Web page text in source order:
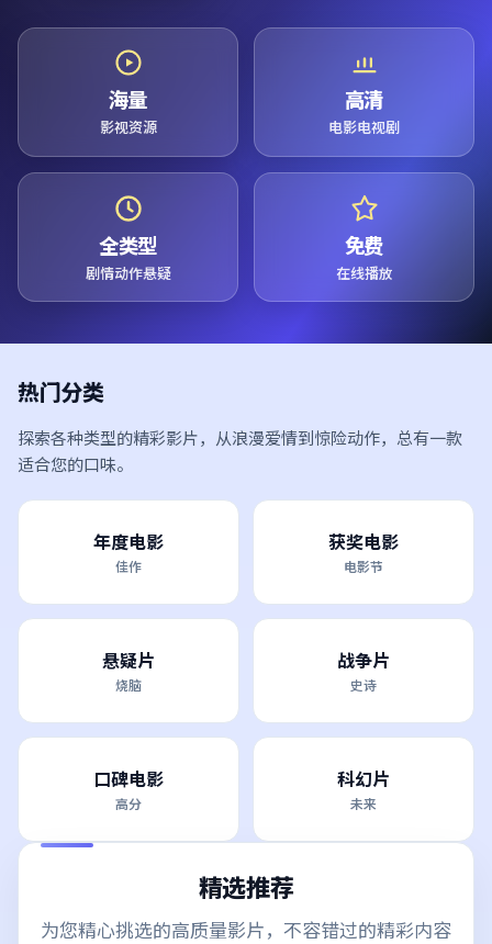
海量
影视资源
高清
电影电视剧
全类型
剧情动作悬疑
免费
在线播放
热门分类
探索各种类型的精彩影片，从浪漫爱情到惊险动作，总有一款
适合您的口味。
年度电影
佳作
获奖电影
电影节
悬疑片
烧脑
战争片
史诗
口碑电影
高分
科幻片
未来
精选推荐
为您精心挑选的高质量影片，不容错过的精彩内容